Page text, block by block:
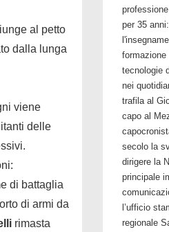
al petto
dalla lunga
viene
delle
di battaglia
di armi da
rimasta
per 35
tecnologie
nei
trafila al
capo al
secolo la
dirigere la
principale
l’ufficio
regionale